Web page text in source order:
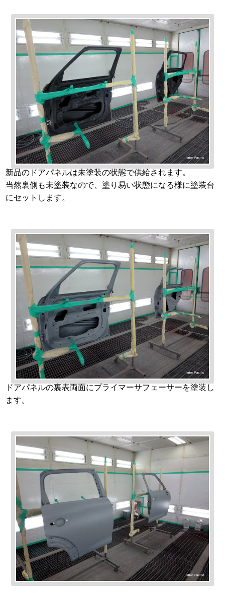
新品のドアパネルは未塗装の状態で供給されます。
当然裏側も未塗装なので、塗り易い状態になる様に塗装台
にセットします。
ドアパネルの裏表両面にプライマーサフェーサーを塗装し
ます。